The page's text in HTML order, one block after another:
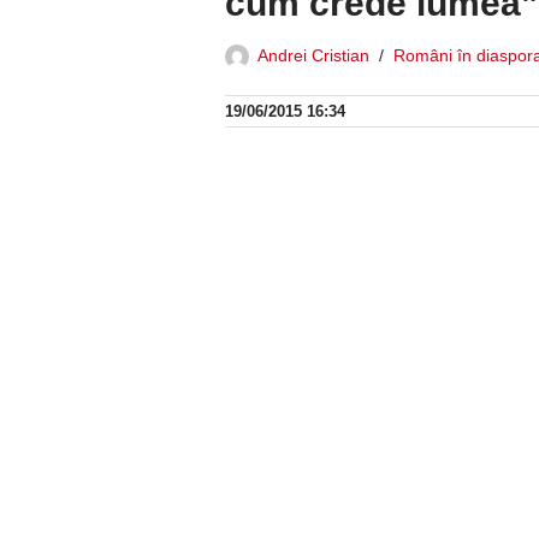
Andrei Cristian Români în
19/06/2015 16:34